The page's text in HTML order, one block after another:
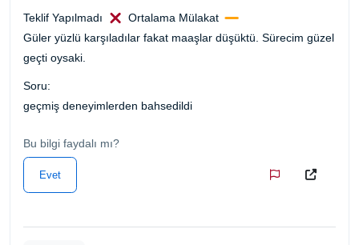
Teklif Yapılmadı
Ortalama Mülakat
Güler yüzlü karşıladılar fakat maaşlar düşüktü. Sürecim güzel
geçti oysaki.
Soru:
geçmiş deneyimlerden bahsedildi
Bu bilgi faydalı mı?
Evet